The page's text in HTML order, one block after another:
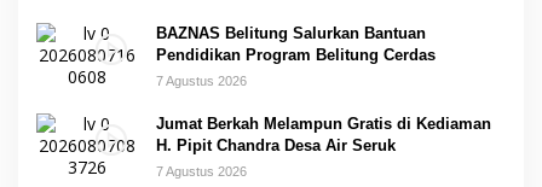
BAZNAS Belitung Salurkan Bantuan
Pendidikan Program Belitung Cerdas
7 Agustus 2026
Jumat Berkah Melampun Gratis di Kediaman
H. Pipit Chandra Desa Air Seruk
7 Agustus 2026